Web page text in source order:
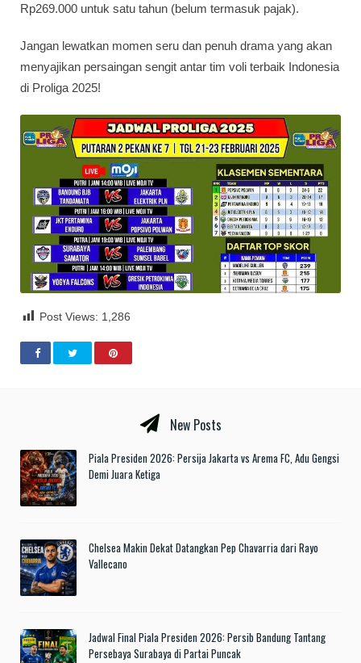
Rp269.000 untuk satu tahun (belum termasuk pajak).
Jangan lewatkan momen seru dan penuh drama yang akan
menyajikan persaingan sengit antar tim voli terbaik Indonesia
di Proliga 2025!
Post Views: 1,286
New Posts
Piala Presiden 2026: Persija Jakarta vs Arema FC, Adu Gengsi
Demi Juara Ketiga
Chelsea Makin Dekat Datangkan Pep Chavarria dari Rayo
Vallecano
Jadwal Final Piala Presiden 2026: Persib Bandung Tantang
Persebaya Surabaya di Partai Puncak